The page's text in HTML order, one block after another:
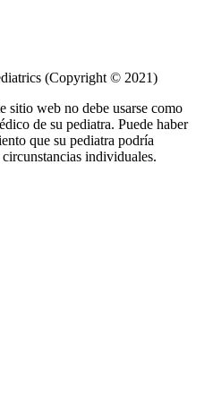
(Copyright © 2021)
sitio web no debe usarse como
de su pediatra. Puede haber
que su pediatra podría
individuales.